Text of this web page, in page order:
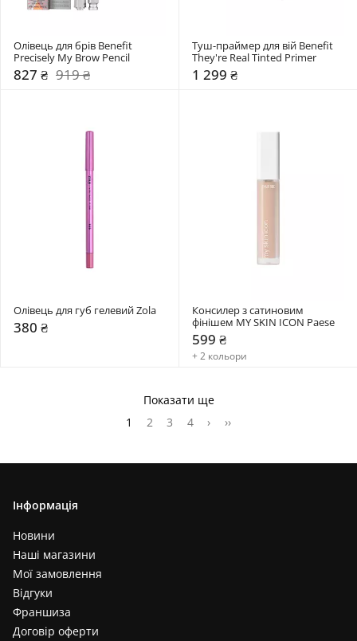
Олівець для брів Benefit
Precisely My Brow Pencil
827 ₴ 919 ₴
Туш-праймер для вій Benefit
They're Real Tinted Primer
1 299 ₴
Олівець для губ гелевий Zola
380 ₴
Консилер з сатиновим
фінішем MY SKIN ICON Paese
599 ₴
+ 2 кольори
Показати ще
1
2 3 4 › ››
Інформація
Новини
Наші магазини
Мої замовлення
Відгуки
Франшиза
Договір оферти